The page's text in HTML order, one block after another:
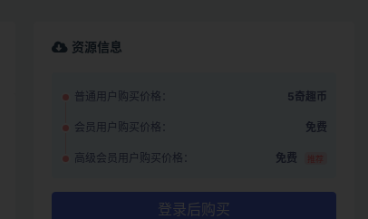
资源信息
普通用户购买价格： 5奇趣币
会员用户购买价格： 免费
高级会员用户购买价格： 免费 推荐
登录后购买